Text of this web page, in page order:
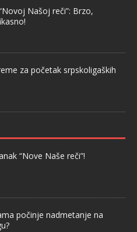
Našoj reči”: Brzo,
za početak srpskoligaških
“Nove Naše reči”!
počinje nadmetanje na